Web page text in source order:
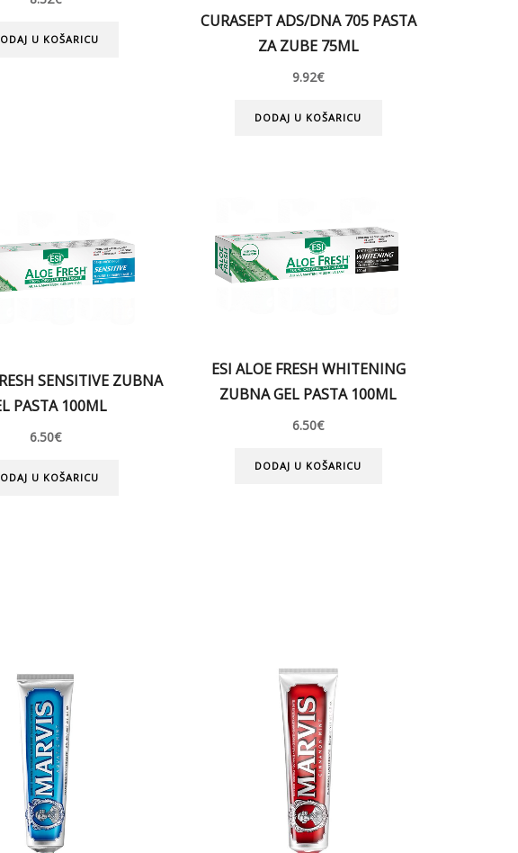
U KOŠARICU
CURASEPT ADS/DNA 705 PASTA
ZA ZUBE 75ML
9.92€
DODAJ U KOŠARICU
SENSITIVE ZUBNA
PASTA 100ML
6.50€
U KOŠARICU
ESI ALOE FRESH WHITENING
ZUBNA GEL PASTA 100ML
6.50€
DODAJ U KOŠARICU